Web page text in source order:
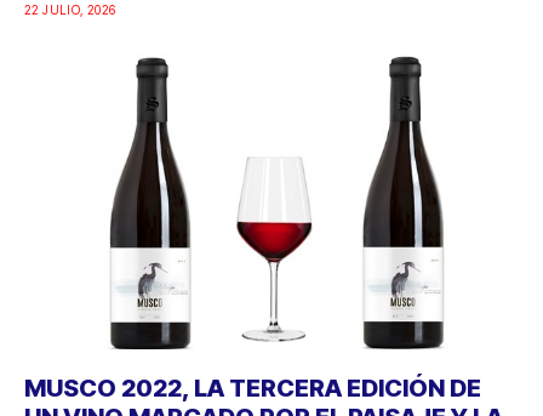
22 JULIO, 2026
MUSCO 2022, LA TERCERA EDICIÓN DE